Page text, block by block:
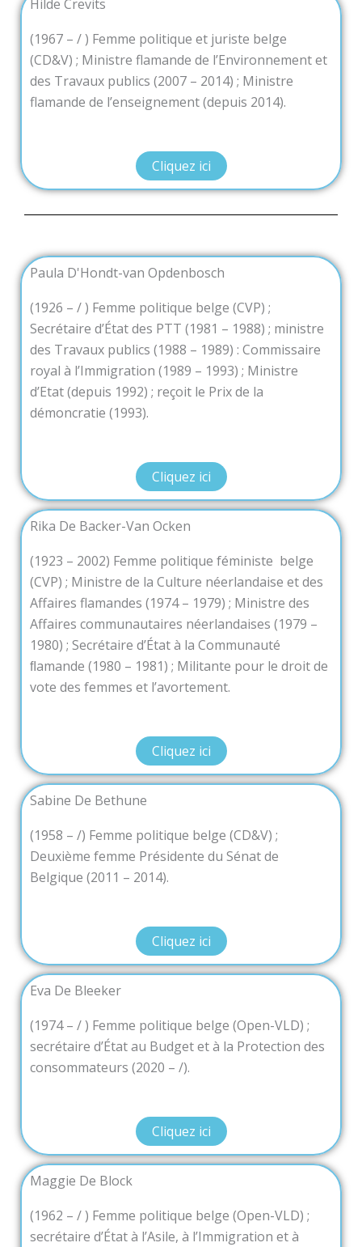
Hilde Crevits
(1967 – / ) Femme politique et juriste belge
(CD&V) ; Ministre flamande de l’Environnement et
des Travaux publics (2007 – 2014) ; Ministre
flamande de l’enseignement (depuis 2014).
Cliquez ici
Paula D'Hondt-van Opdenbosch
(1926 – / ) Femme politique belge (CVP) ;
Secrétaire d’État des PTT (1981 – 1988) ; ministre
des Travaux publics (1988 – 1989) : Commissaire
royal à l’Immigration (1989 – 1993) ; Ministre
d’Etat (depuis 1992) ; reçoit le Prix de la
démoncratie (1993).
Cliquez ici
Rika De Backer-Van Ocken
(1923 – 2002) Femme politique féministe belge
(CVP) ; Ministre de la Culture néerlandaise et des
Affaires flamandes (1974 – 1979) ; Ministre des
Affaires communautaires néerlandaises (1979 –
1980) ; Secrétaire d’État à la Communauté
ﬂamande (1980 – 1981) ; Militante pour le droit de
vote des femmes et l’avortement.
Cliquez ici
Sabine De Bethune
(1958 – /) Femme politique belge (CD&V) ;
Deuxième femme Présidente du Sénat de
Belgique (2011 – 2014).
Cliquez ici
Eva De Bleeker
(1974 – / ) Femme politique belge (Open-VLD) ;
secrétaire d’État au Budget et à la Protection des
consommateurs (2020 – /).
Cliquez ici
Maggie De Block
(1962 – / ) Femme politique belge (Open-VLD) ;
secrétaire d’État à l’Asile, à l’Immigration et à